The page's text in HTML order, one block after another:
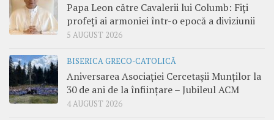
Papa Leon către Cavalerii lui Columb: Fiți
profeți ai armoniei într-o epocă a diviziunii
5 AUGUST 2026
BISERICA GRECO-CATOLICĂ
Aniversarea Asociației Cercetașii Munților la
30 de ani de la înființare – Jubileul ACM
4 AUGUST 2026